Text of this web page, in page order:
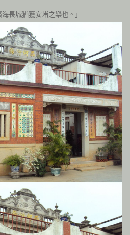
長城猶獲安堵之樂也。」